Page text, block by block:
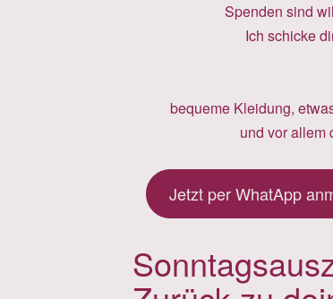
Spenden sind
Ich schicke
bequeme Kleidung,
und vor allem
Jetzt per WhatApp